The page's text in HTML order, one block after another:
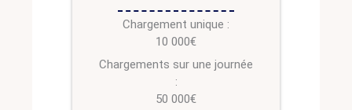
Chargement unique :
10 000€
Chargements sur une journée
:
50 000€